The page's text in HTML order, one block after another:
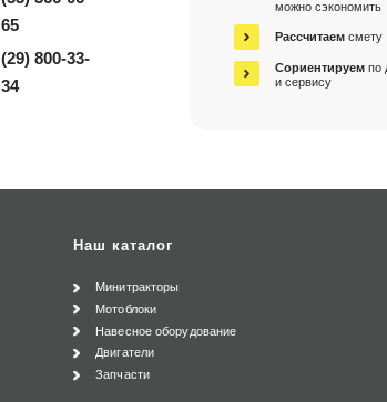
65
(29) 800-33-
34
можно сэкономить
Рассчитаем смету
Сориентируем по
и сервису
Наш каталог
Минитракторы
Мотоблоки
Навесное оборудование
Двигатели
Запчасти